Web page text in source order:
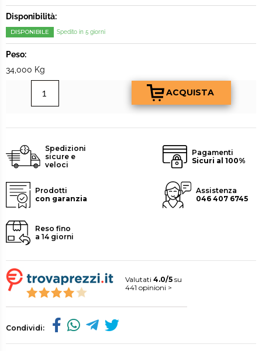
Disponibilità:
DISPONIBILE Spedito in 5 giorni
Peso:
34,000 Kg
Spedizioni
sicure e
veloci
Pagamenti
Sicuri al 100%
Prodotti
con garanzia
Assistenza
046 407 6745
Reso fino
a 14 giorni
Valutati 4.0/5 su
441 opinioni >
Condividi: